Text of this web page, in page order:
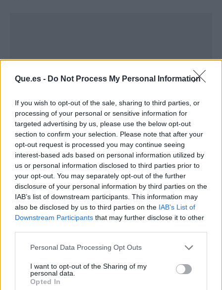
Que.es - Do Not Process My Personal Information
If you wish to opt-out of the sale, sharing to third parties, or
processing of your personal or sensitive information for
targeted advertising by us, please use the below opt-out
section to confirm your selection. Please note that after your
opt-out request is processed you may continue seeing
interest-based ads based on personal information utilized by
us or personal information disclosed to third parties prior to
your opt-out. You may separately opt-out of the further
disclosure of your personal information by third parties on the
IAB’s list of downstream participants. This information may
also be disclosed by us to third parties on the IAB’s List of
Downstream Participants that may further disclose it to other
Personal Data Processing Opt Outs
I want to opt-out of the Sharing of my
personal data.
Opted In
Publicidad